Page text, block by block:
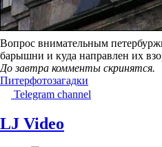
Вопрос внимательным
барышни и куда направлен их
До завтра комменты скринятся.
Питерфотозагадки
Telegram channel
LJ Video